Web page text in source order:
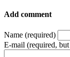
Add comment
Name (required)
E-mail (required,